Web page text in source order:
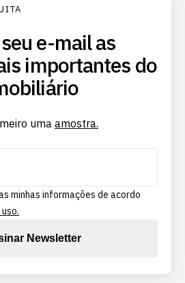
e-mail as
importantes do
uma amostra.
minhas informações de acordo
Newsletter